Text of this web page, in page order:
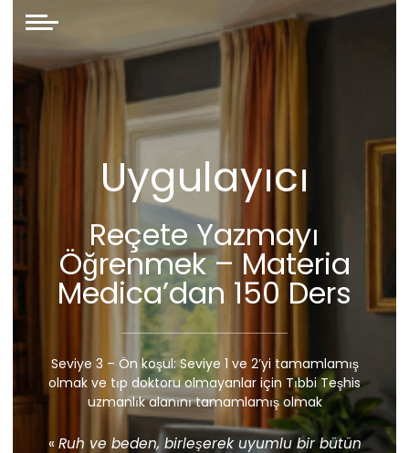
Uygulayıcı
Reçete Yazmayı
Öğrenmek – Materia
Medica’dan 150 Ders
Seviye 3 – Ön koşul: Seviye 1 ve 2’yi tamamlamış
olmak ve tıp doktoru olmayanlar için Tıbbi Teşhis
uzmanlık alanını tamamlamış olmak
«Ruh ve beden, birleşerek uyumlu bir bütün